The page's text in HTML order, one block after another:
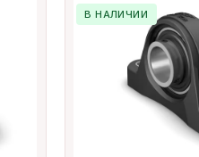
В НАЛИЧИИ